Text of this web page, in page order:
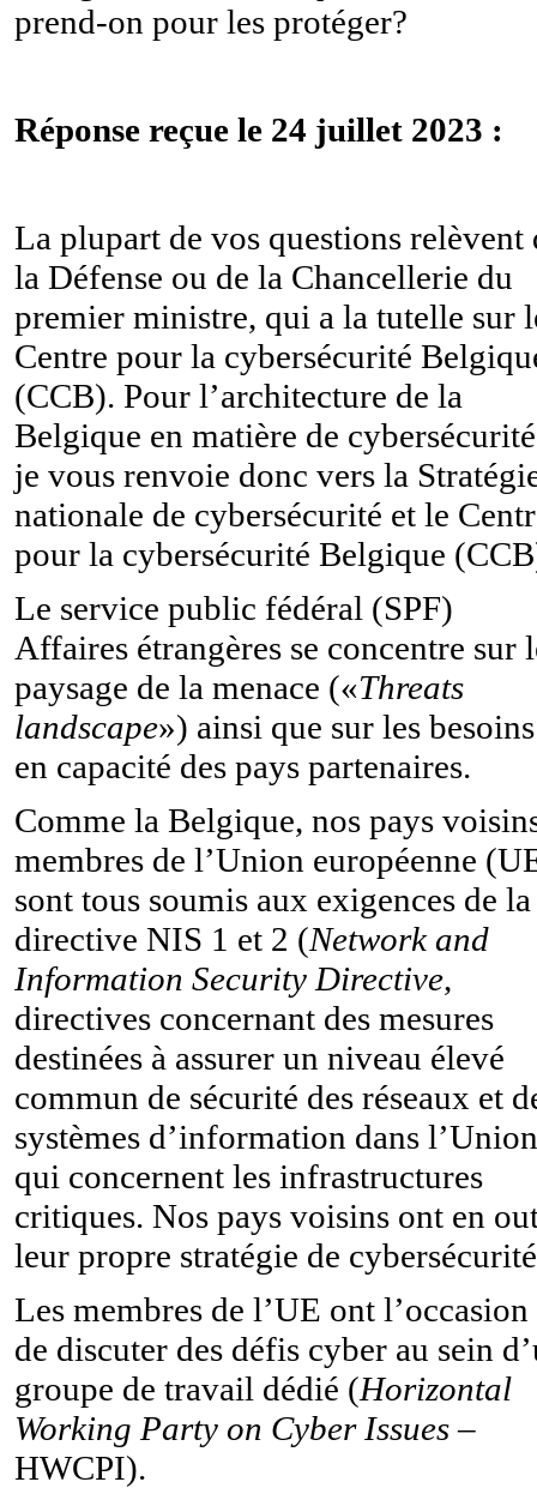
prend-on pour les protéger?
Réponse reçue le 24 juillet 2023 :
La plupart de vos questions relèvent
la Défense ou de la Chancellerie du
premier ministre, qui a la tutelle sur
Centre pour la cybersécurité
(CCB). Pour l’architecture de la
Belgique en matière de
je vous renvoie donc vers la
nationale de cybersécurité et le
pour la cybersécurité Belgique
Le service public fédéral (SPF)
Affaires étrangères se concentre sur
paysage de la menace («Threats
landscape») ainsi que sur les besoins
en capacité des pays partenaires.
Comme la Belgique, nos pays
membres de l’Union européenne
sont tous soumis aux exigences de la
directive NIS 1 et 2 (Network and
Information Security Directive,
directives concernant des mesures
destinées à assurer un niveau élevé
commun de sécurité des réseaux et
systèmes d’information dans l’Union
qui concernent les infrastructures
critiques. Nos pays voisins ont en
leur propre stratégie de
Les membres de l’UE ont l’occasion
de discuter des défis cyber au sein
groupe de travail dédié (Horizontal
Working Party on Cyber Issues–
HWCPI).